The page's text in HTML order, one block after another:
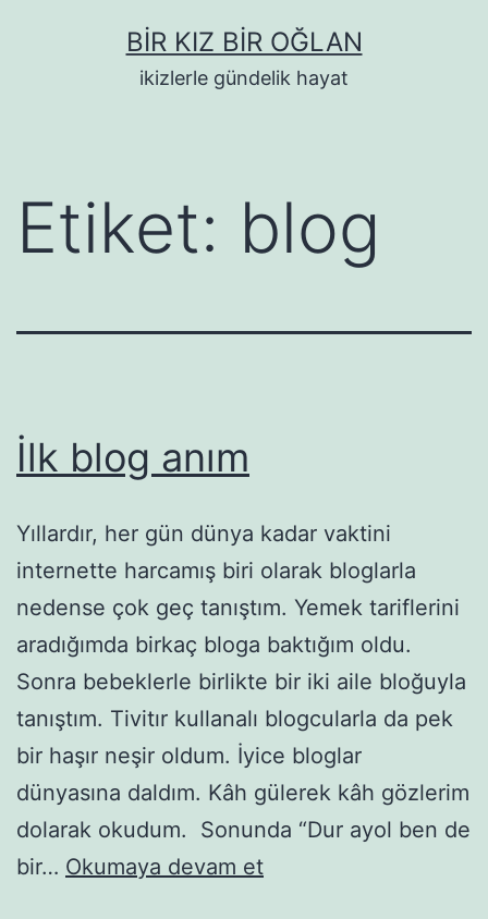
BIR KIZ BIR OĞLAN
ikizlerle gündelik hayat
Etiket: blog
İlk blog anım
Yıllardır, her gün dünya kadar vaktini
internette harcamış biri olarak bloglarla
nedense çok geç tanıştım. Yemek tariflerini
aradığımda birkaç bloga baktığım oldu.
Sonra bebeklerle birlikte bir iki aile bloğuyla
tanıştım. Tivitır kullanalı blogcularla da pek
bir haşır neşir oldum. İyice bloglar
dünyasına daldım. Kâh gülerek kâh gözlerim
dolarak okudum. Sonunda “Dur ayol ben de
bir… Okumaya devam etİlk